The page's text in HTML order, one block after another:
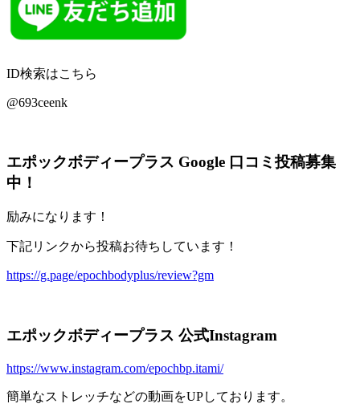
ID検索はこちら
@693ceenk
エポックボディープラス Google 口コミ投稿募集
中！
励みになります！
下記リンクから投稿お待ちしています！
https://g.page/epochbodyplus/review?gm
エポックボディープラス 公式Instagram
https://www.instagram.com/epochbp.itami/
簡単なストレッチなどの動画をUPしております。